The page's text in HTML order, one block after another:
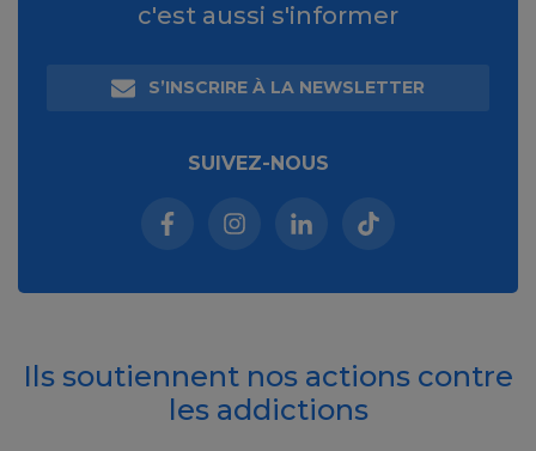
c'est aussi s'informer
S’INSCRIRE À LA NEWSLETTER
SUIVEZ-NOUS
Facebook (nouvelle fenêtre)
Instagram (nouvelle fenêtre)
Linkedin (nouvelle
Tiktok (nouvelle
Ils soutiennent nos actions contre
les addictions